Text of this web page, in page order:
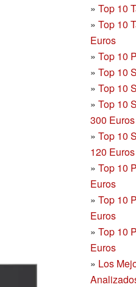
» Top 10
» Top 10
Euros
» Top 10
» Top 10
» Top 10
» Top 10
300 Euros
» Top 10
120 Euros
» Top 10
Euros
» Top 10
Euros
» Top 10
Euros
» Los